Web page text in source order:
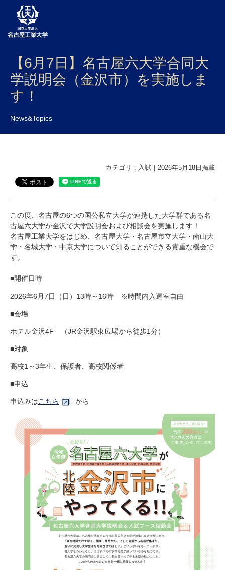
大学案内
学部・大学院・センター
入試
研究・教員Navi
寄附のお願い
【6月7日】名古屋六大学合同大
学説明会（金沢市）を実施しま
す！
News&Topics
カテゴリ：入試｜2026年5月18日掲載
この度、名古屋の6つの国公私立大学が連携した大学群である名
古屋六大学が金沢で大学説明会および相談会を実施します！
名古屋工業大学をはじめ、名古屋大学・名古屋市立大学・南山大
学・名城大学・中京大学について知ることができる貴重な機会で
す。
■開催日時
2026年6月7日（日）13時～16時 ※時間内入退室自由
■会場
ホテル金沢4F （JR金沢駅東広場から徒歩1分）
■対象
高校1～3年生、保護者、高校関係者
■申込
申込みはこちら から